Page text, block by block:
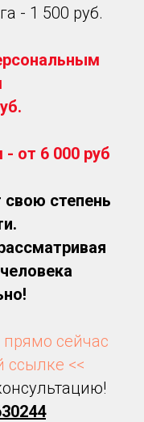
- 1 500 руб.
от 6 000 руб
степень
сейчас
ссылке <<